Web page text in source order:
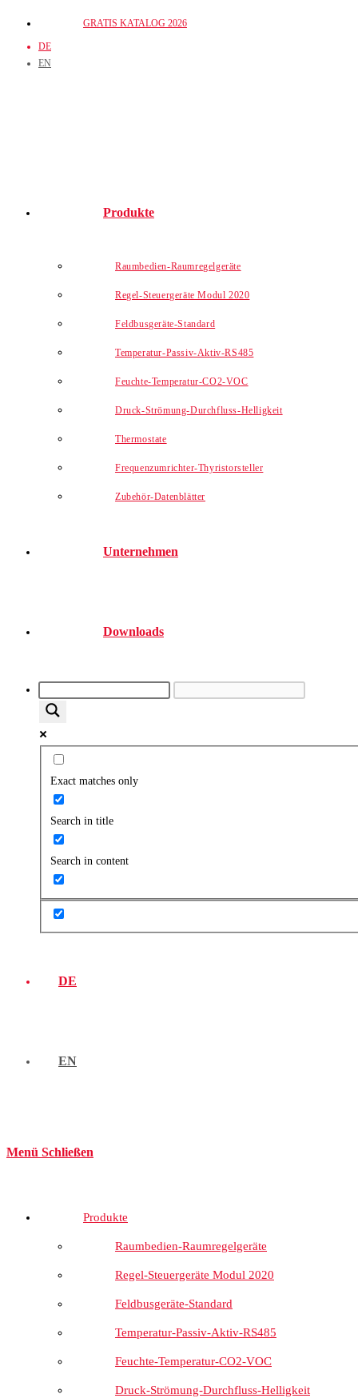
springen
GRATIS KATALOG 2026
DE
EN
Produkte
Raumbedien-Raumregelgeräte
Regel-Steuergeräte Modul 2020
Feldbusgeräte-Standard
Temperatur-Passiv-Aktiv-RS485
Feuchte-Temperatur-CO2-VOC
Druck-Strömung-Durchfluss-Helligkeit
Thermostate
Frequenzumrichter-Thyristorsteller
Zubehör-Datenblätter
Unternehmen
Downloads
Exact matches only
Search in title
Search in content
DE
EN
Menü Schließen
Produkte
Raumbedien-Raumregelgeräte
Regel-Steuergeräte Modul 2020
Feldbusgeräte-Standard
Temperatur-Passiv-Aktiv-RS485
Feuchte-Temperatur-CO2-VOC
Druck-Strömung-Durchfluss-Helligkeit